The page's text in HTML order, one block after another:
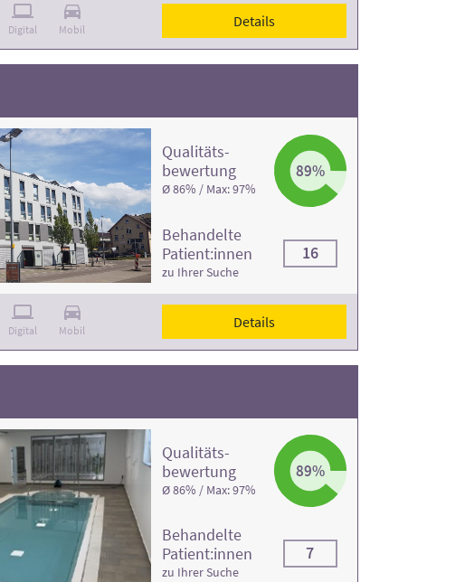
Digital Mobil Details
Digital Mobil
Qualitäts­
bewertung
Ø 86% / Max: 97%
89%
Behandelte
Patient:innen
zu Ihrer Suche
16
Details
Qualitäts­
bewertung
Ø 86% / Max: 97%
89%
Behandelte
Patient:innen
zu Ihrer Suche
7